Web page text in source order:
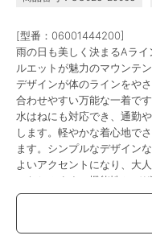
[型番：06001444200]
雨の日も美しく決まるAラ
ルエットが魅力のマウンテ
デザインが体のラインをや
合わせやすい万能な一着で
水はねにも対応でき、通勤
します。軽やかな着心地で
ます。シンプルなデザイン
よいアクセントになり、大
になじみます。機能性とデ
アウターです。透け感[なし]
光沢感[なし]